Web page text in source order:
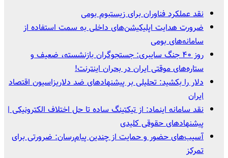
نقد عملکرد فناوران برای زیستبوم بومی
ضرورت هدایت اپلیکیشن‌های داخلی به سمت استفاده از
سامانه‌های بومی
روز ۴۰ جنگ سایبری: جستجوگران بازنشسته، ضعیف و
ستاره‌های موقتی ایران در بحران اینترنت!
دلار را بکشید: تحلیلی بر پیشنهادهای ضد دلاریزاسیون اقتصاد
ایران
نقد سامانه اینماد: از تیکتینگ ساده تا حل اختلاف الکترونیکی |
پیشنهادهای حقوقی کلیدی
آسیب‌های حضور و حمایت از چندین پیام‌رسان: ضرورتی برای
تمرکز